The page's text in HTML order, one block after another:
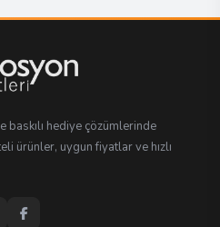
hediye çözümlerinde
ürünler, uygun fiyatlar ve hızlı